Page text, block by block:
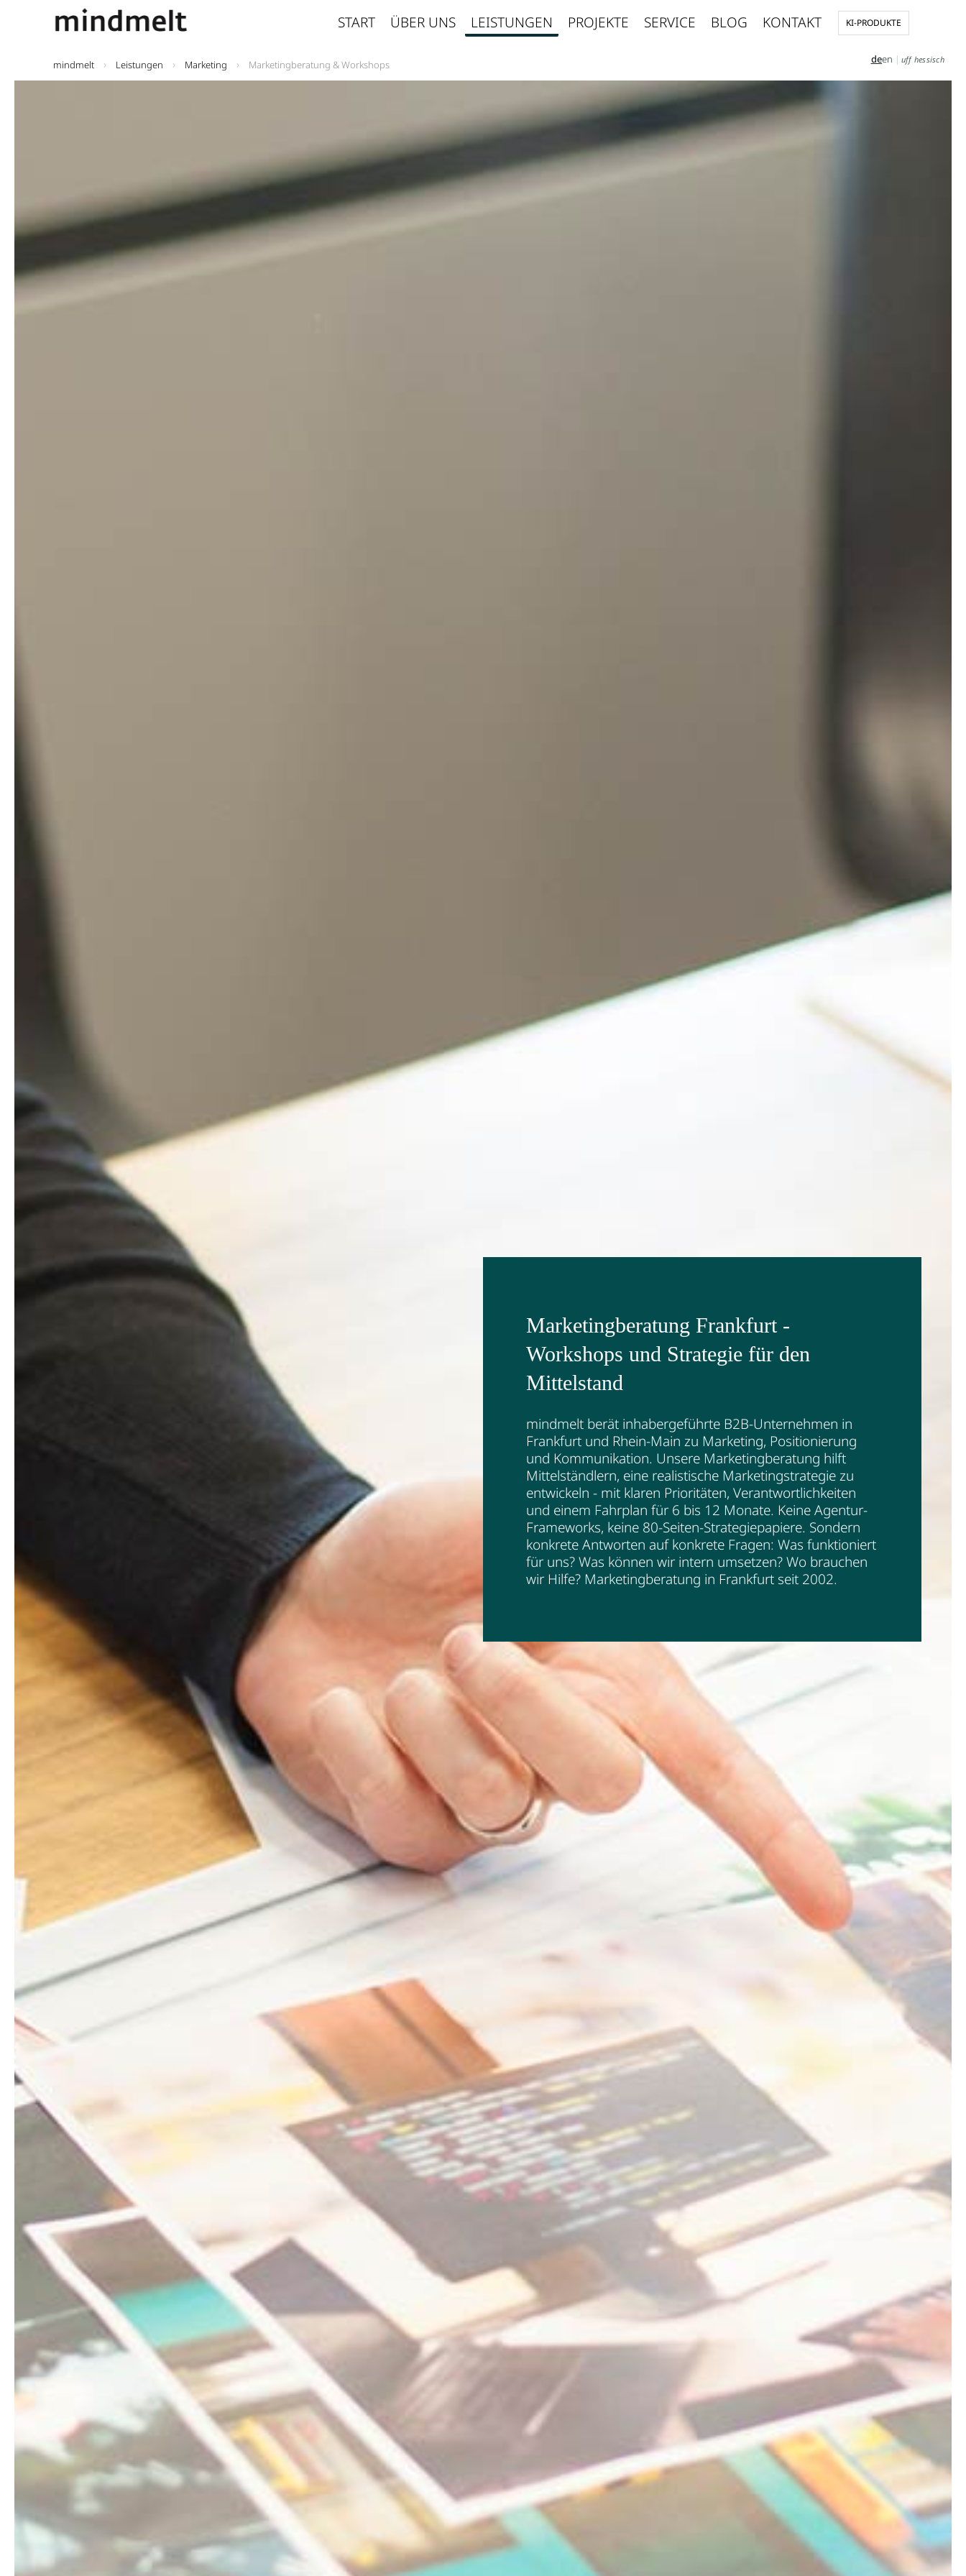
deen | uff hessisch
START ÜBER UNS LEISTUNGEN PROJEKTE SERVICE BLOG KONTAKT KI-PRODUKTE
mindmelt Leistungen Marketing Marketingberatung & Workshops
Marketingberatung Frankfurt -
Workshops und Strategie für den
Mittelstand
mindmelt berät inhabergeführte B2B-Unternehmen in
Frankfurt und Rhein-Main zu Marketing, Positionierung
und Kommunikation. Unsere Marketingberatung hilft
Mittelständlern, eine realistische Marketingstrategie zu
entwickeln - mit klaren Prioritäten, Verantwortlichkeiten
und einem Fahrplan für 6 bis 12 Monate. Keine Agentur-
Frameworks, keine 80-Seiten-Strategiepapiere. Sondern
konkrete Antworten auf konkrete Fragen: Was funktioniert
für uns? Was können wir intern umsetzen? Wo brauchen
wir Hilfe? Marketingberatung in Frankfurt seit 2002.